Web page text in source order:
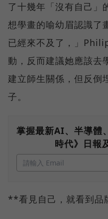
了十幾年「沒有自己」
想學畫的喻幼眉認識
已經來不及了，」
動，反而建議她應該去
建立師生關係，但反倒
子。
掌握最新AI、半導體
時代》日報
**看見自己，就看到品